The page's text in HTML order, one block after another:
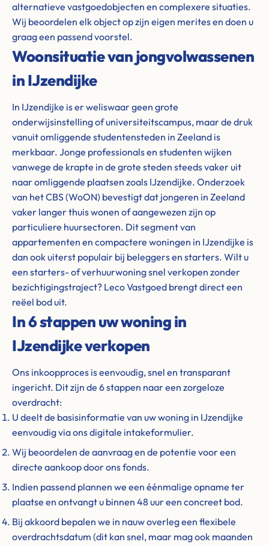
alternatieve vastgoedobjecten en complexere situaties.
Wij beoordelen elk object op zijn eigen merites en doen u
graag een passend voorstel.
Woonsituatie van jongvolwassenen
in IJzendijke
In IJzendijke is er weliswaar geen grote
onderwijsinstelling of universiteitscampus, maar de druk
vanuit omliggende studentensteden in Zeeland is
merkbaar. Jonge professionals en studenten wijken
vanwege de krapte in de grote steden steeds vaker uit
naar omliggende plaatsen zoals IJzendijke. Onderzoek
van het CBS (WoON) bevestigt dat jongeren in Zeeland
vaker langer thuis wonen of aangewezen zijn op
particuliere huursectoren. Dit segment van
appartementen en compactere woningen in IJzendijke is
dan ook uiterst populair bij beleggers en starters. Wilt u
een starters- of verhuurwoning snel verkopen zonder
bezichtigingstraject? Leco Vastgoed brengt direct een
reëel bod uit.
In 6 stappen uw woning in
IJzendijke verkopen
Ons inkoopproces is eenvoudig, snel en transparant
ingericht. Dit zijn de 6 stappen naar een zorgeloze
overdracht:
U deelt de basisinformatie van uw woning in IJzendijke
eenvoudig via ons digitale intakeformulier.
Wij beoordelen de aanvraag en de potentie voor een
directe aankoop door ons fonds.
Indien passend plannen we een éénmalige opname ter
plaatse en ontvangt u binnen 48 uur een concreet bod.
Bij akkoord bepalen we in nauw overleg een flexibele
overdrachtsdatum (dit kan snel, maar mag ook maanden